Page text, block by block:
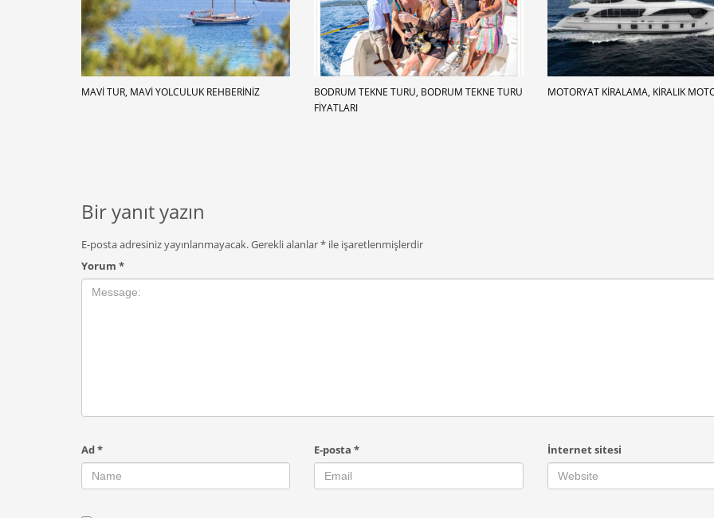
MAVI TUR, MAVI YOLCULUK REHBERINIZ
BODRUM TEKNE TURU, BODRUM TEKNE TURU
FIYATLARI
MOTORYAT KIRALAMA, KIRALIK
Bir yanıt yazın
E-posta adresiniz yayınlanmayacak.Gerekli alanlar* ile işaretlenmişlerdir
Yorum *
Ad* E-posta* İnternet sitesi